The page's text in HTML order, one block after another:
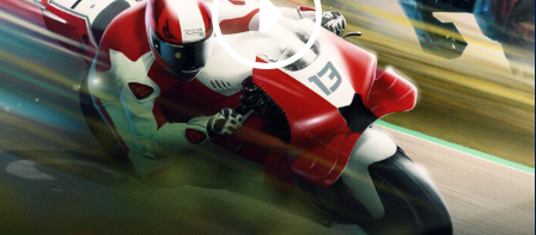
Events
Alle anzeigen